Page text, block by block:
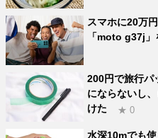
スマホに20万
「moto g37j
200円で旅行パ
にならないし
けた
★ 0
水深10mでも